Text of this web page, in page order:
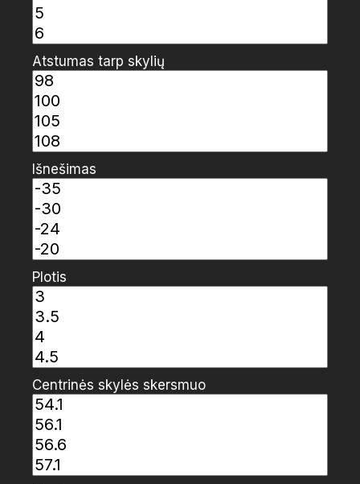
Atstumas tarp skylių
Išnešimas
Plotis
Centrinės skylės skersmuo